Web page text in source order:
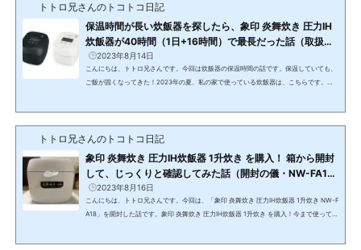
トトロ兄さんのトコトコ日記
保温時間が長い炊飯器を探したら、象印 炎舞炊き 圧力IH
炊飯器が40時間（1日+16時間）で最長だった話（取扱説
明書付）
2023年8月14日
こんにちは、トトロ兄さんです。今回は炊飯器の保温時間の話です。保温していても、
ご飯が固くなってきた！2023年の夏、私の家で使っている炊飯器は、こちらです。象
entsByTagName("body"),e.appendChild(d))})(window,document,"script","//dn.msm
トトロ兄さんのトコトコ日記
象印 炎舞炊き 圧力IH炊飯器 1升炊き を購入！ 箱から開封
して、じっくりと確認してみた話（開封の儀・NW-FA1
8）2023年8月16日
こんにちは、トトロ兄さんです。今回は、「象印 炎舞炊き 圧力IH炊飯器 1升炊き NW-F
A18」を開封した話です。象印 炎舞炊き 圧力IH炊飯器 1升炊き を購入！今まで使ってい